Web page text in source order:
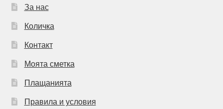
За нас
Количка
Контакт
Моята сметка
Плащанията
Правила и условия